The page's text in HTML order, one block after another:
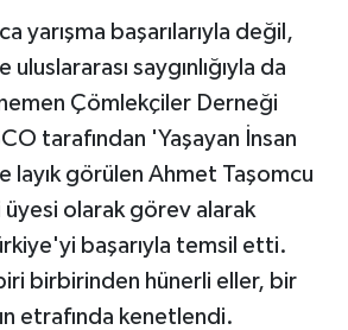
yarışma başarılarıyla değil,
saygınlığıyla da
Çömlekçiler Derneği
tarafından 'Yaşayan İnsan
layık görülen Ahmet Taşomcu
olarak görev alarak
başarıyla temsil etti.
birbirinden hünerli eller, bir
etrafında kenetlendi.